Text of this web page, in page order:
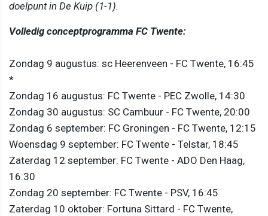
doelpunt in De Kuip (1-1).
Volledig conceptprogramma FC Twente:
Zondag 9 augustus: sc Heerenveen - FC Twente, 16:45
*
Zondag 16 augustus: FC Twente - PEC Zwolle, 14:30
Zondag 30 augustus: SC Cambuur - FC Twente, 20:00
Zondag 6 september: FC Groningen - FC Twente, 12:15
Woensdag 9 september: FC Twente - Telstar, 18:45
Zaterdag 12 september: FC Twente - ADO Den Haag,
16:30
Zondag 20 september: FC Twente - PSV, 16:45
Zaterdag 10 oktober: Fortuna Sittard - FC Twente,